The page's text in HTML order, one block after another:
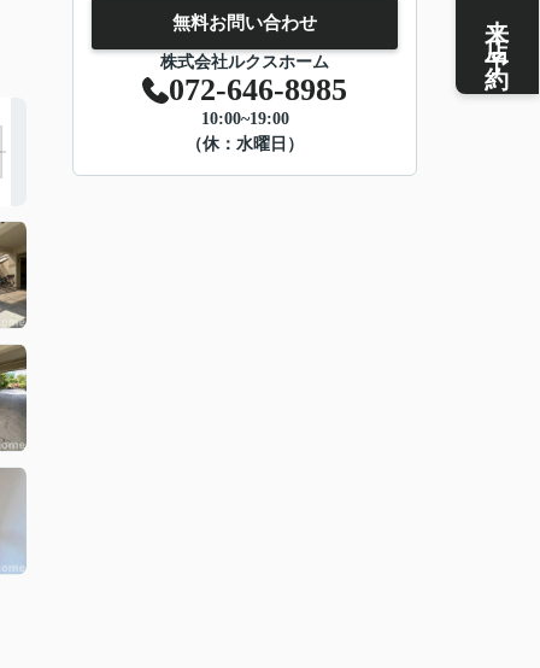
無料お問い合わせ
株式会社ルクスホーム
072-646-8985
10:00~19:00
（休：水曜日）
来店予約